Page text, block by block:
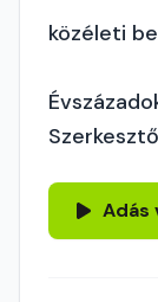
közéleti
Adás